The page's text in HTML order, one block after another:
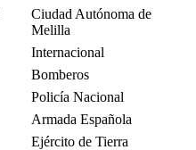
Ciudad Autónoma de
Melilla
Internacional
Bomberos
Policía Nacional
Armada Española
Ejército de Tierra